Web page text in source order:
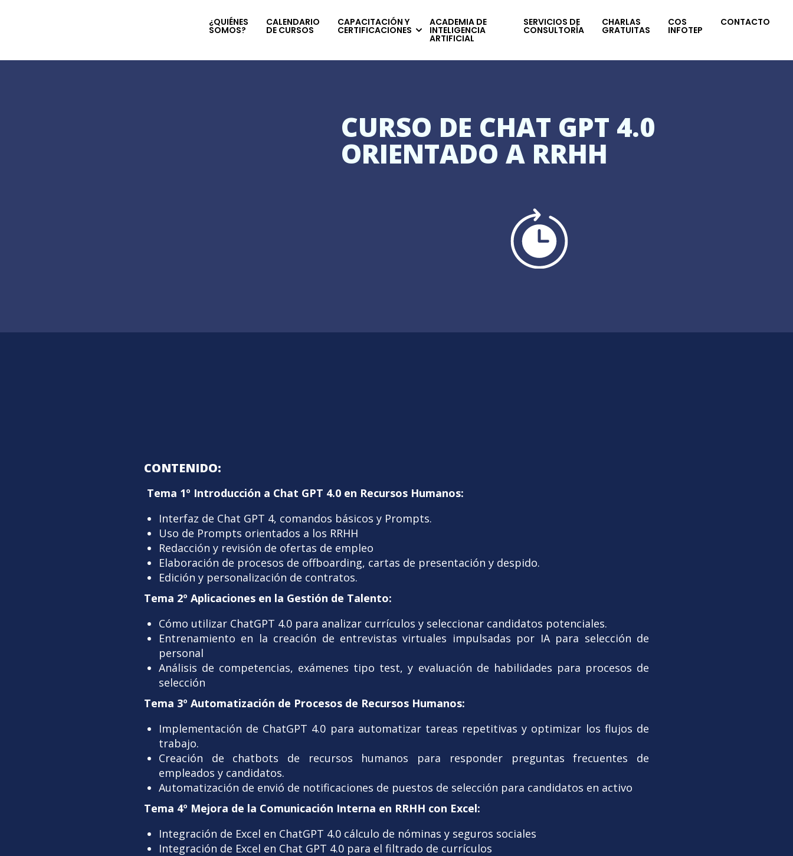
¿QUIÉNES
SOMOS?
CALENDARIO
DE CURSOS
CAPACITACIÓN Y
CERTIFICACIONES
ACADEMIA DE
INTELIGENCIA
ARTIFICIAL
SERVICIOS DE
CONSULTORÍA
CHARLAS
GRATUITAS
COS
INFOTEP
CONTACTO
CURSO DE CHAT GPT 4.0
ORIENTADO A RRHH
CONTENIDO:
Tema 1º Introducción a Chat GPT 4.0 en Recursos Humanos:
Interfaz de Chat GPT 4, comandos básicos y Prompts.
Uso de Prompts orientados a los RRHH
Redacción y revisión de ofertas de empleo
Elaboración de procesos de offboarding, cartas de presentación y despido.
Edición y personalización de contratos.
Tema 2º Aplicaciones en la Gestión de Talento:
Cómo utilizar ChatGPT 4.0 para analizar currículos y seleccionar candidatos potenciales.
Entrenamiento en la creación de entrevistas virtuales impulsadas por IA para selección de
personal
Análisis de competencias, exámenes tipo test, y evaluación de habilidades para procesos de
selección
Tema 3º Automatización de Procesos de Recursos Humanos:
Implementación de ChatGPT 4.0 para automatizar tareas repetitivas y optimizar los flujos de
trabajo.
Creación de chatbots de recursos humanos para responder preguntas frecuentes de
empleados y candidatos.
Automatización de envió de notificaciones de puestos de selección para candidatos en activo
Tema 4º Mejora de la Comunicación Interna en RRHH con Excel:
Integración de Excel en ChatGPT 4.0 cálculo de nóminas y seguros sociales
Integración de Excel en Chat GPT 4.0 para el filtrado de currículos